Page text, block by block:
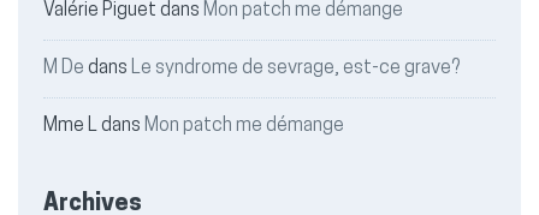
Valérie Piguet dans Mon patch me démange
M De dans Le syndrome de sevrage, est-ce grave?
Mme Ldans Mon patch me démange
Archives